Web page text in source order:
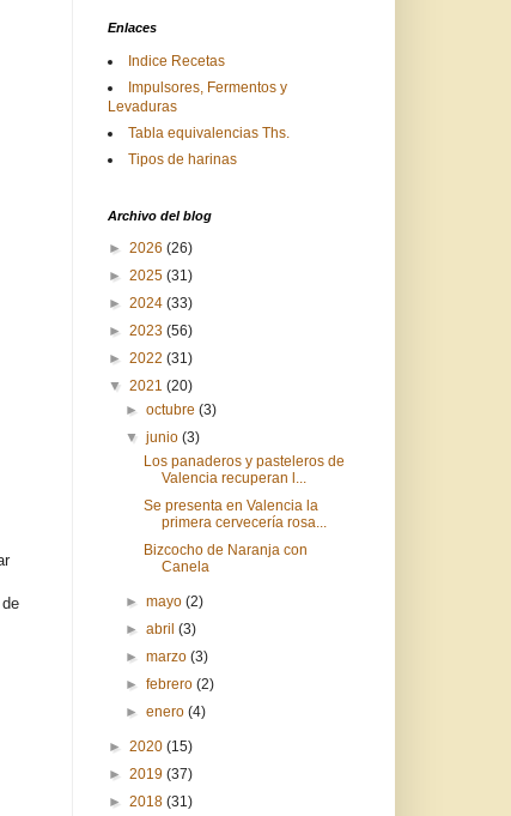
Enlaces
Indice Recetas
Impulsores, Fermentos y
Levaduras
Tabla equivalencias Ths.
Tipos de harinas
Archivo del blog
► 2026 (26)
► 2025 (31)
► 2024 (33)
► 2023 (56)
► 2022 (31)
▼ 2021 (20)
►octubre(3)
▼junio(3)
Los panaderos y pasteleros de
Valencia recuperan l...
Se presenta en Valencia la
primera cervecería rosa...
Bizcocho de Naranja con
Canela
►mayo(2)
►abril(3)
►marzo(3)
►febrero(2)
►enero(4)
► 2020 (15)
► 2019 (37)
► 2018 (31)